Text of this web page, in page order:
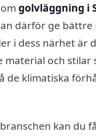
golvläggning i
därför ge
i dess närhet
och stilar
de klimatiska
kan du